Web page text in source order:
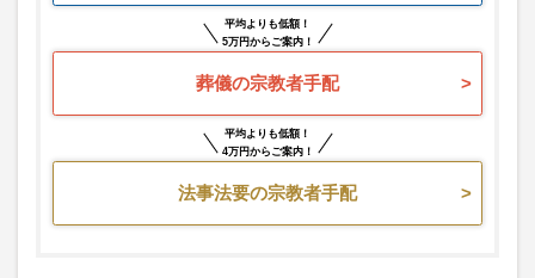
平均よりも低額！
5万円からご案内！
葬儀の宗教者手配
平均よりも低額！
4万円からご案内！
法事法要の宗教者手配